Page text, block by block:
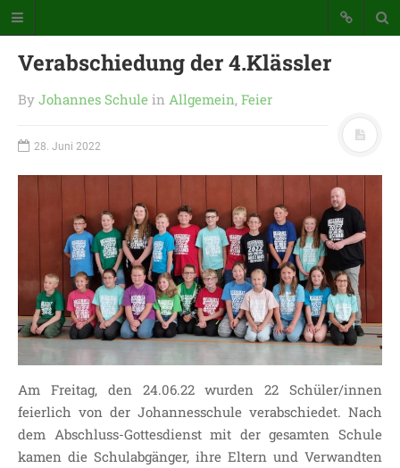
Katholische Grundschule der
Bunte Schule mit Takt und Schwung
STARTSEITE
WICHTIGES AUS UNSERER
SCHULE
KONTAKT
SDUI
TERMINE
Verabschiedung der 4.Klässler
By Johannes Schule in Allgemein, Feier
28. Juni 2022
Am Freitag, den 24.06.22 wurden 22 Schüler/innen
feierlich von der Johannesschule verabschiedet. Nach
dem Abschluss-Gottesdienst mit der gesamten Schule
kamen die Schulabgänger, ihre Eltern und Verwandten